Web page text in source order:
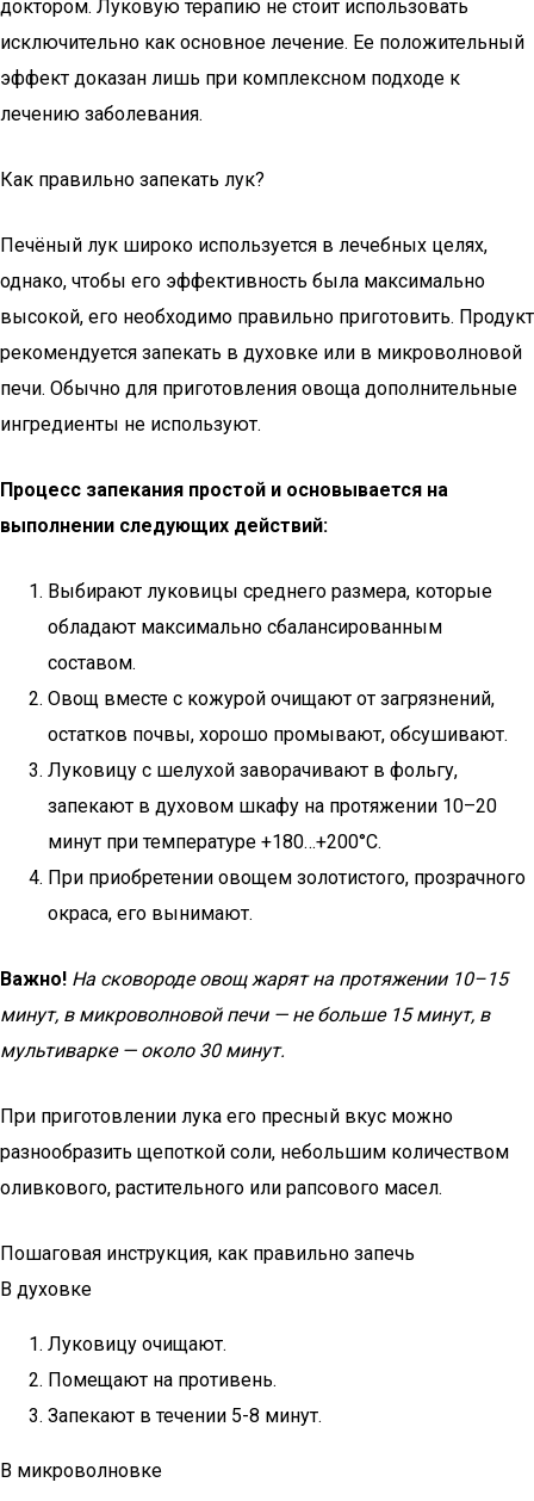
доктором. Луковую терапию не стоит использовать
исключительно как основное лечение. Ее положительный
эффект доказан лишь при комплексном подходе к
лечению заболевания.
Как правильно запекать лук?
Печёный лук широко используется в лечебных целях,
однако, чтобы его эффективность была максимально
высокой, его необходимо правильно приготовить. Продукт
рекомендуется запекать в духовке или в микроволновой
печи. Обычно для приготовления овоща дополнительные
ингредиенты не используют.
Процесс запекания простой и основывается на
выполнении следующих действий:
Выбирают луковицы среднего размера, которые
обладают максимально сбалансированным
составом.
Овощ вместе с кожурой очищают от загрязнений,
остатков почвы, хорошо промывают, обсушивают.
Луковицу с шелухой заворачивают в фольгу,
запекают в духовом шкафу на протяжении 10–20
минут при температуре +180…+200°С.
При приобретении овощем золотистого, прозрачного
окраса, его вынимают.
Важно! На сковороде овощ жарят на протяжении 10–15
минут, в микроволновой печи — не больше 15 минут, в
мультиварке — около 30 минут.
При приготовлении лука его пресный вкус можно
разнообразить щепоткой соли, небольшим количеством
оливкового, растительного или рапсового масел.
Пошаговая инструкция, как правильно запечь
В духовке
Луковицу очищают.
Помещают на противень.
Запекают в течении 5-8 минут.
В микроволновке